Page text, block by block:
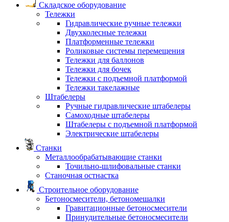
Складское оборудование
Тележки
Гидравлические ручные тележки
Двухколесные тележки
Платформенные тележки
Роликовые системы перемещения
Тележки для баллонов
Тележки для бочек
Тележки с подъемной платформой
Тележки такелажные
Штабелеры
Ручные гидравлические штабелеры
Самоходные штабелеры
Штабелеры с подъемной платформой
Электрические штабелеры
Станки
Металлообрабатывающие станки
Точильно-шлифовальные станки
Станочная остнастка
Строительное оборудование
Бетоносмесители, бетономешалки
Гравитационные бетоносмесители
Принудительные бетоносмесители